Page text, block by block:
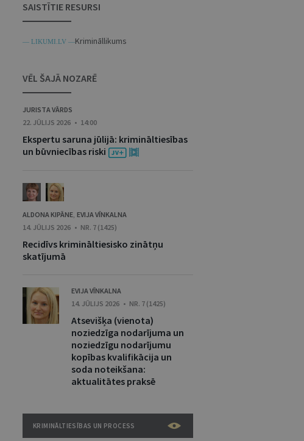
SAISTĪTIE RESURSI
— LIKUMI.LV —Krimināllikums
VĒL ŠAJĀ NOZARĒ
JURISTA VĀRDS
22. JŪLIJS 2026 • 14:00
Ekspertu saruna jūlijā: krimināltiesības
un būvniecības riski
ALDONA KIPĀNE, EVIJA VĪNKALNA
14. JŪLIJS 2026 • NR. 7 (1425)
Recidīvs krimināltiesisko zinātņu
skatījumā
EVIJA VĪNKALNA
14. JŪLIJS 2026 • NR. 7 (1425)
Atsevišķa (vienota)
noziedzīga nodarījuma un
noziedzīgu nodarījumu
kopības kvalifikācija un
soda noteikšana:
aktualitātes praksē
KRIMINĀLTIESĪBAS UN PROCESS